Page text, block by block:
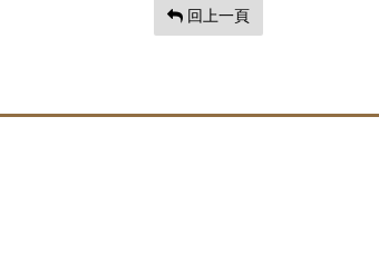
回上一頁